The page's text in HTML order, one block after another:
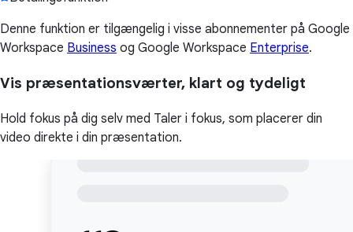
Denne funktion er tilgængelig i visse abonnementer på Google
Workspace Business og Google Workspace Enterprise.
Vis præsentationsværter, klart og tydeligt
Hold fokus på dig selv med Taler i fokus, som placerer din
video direkte i din præsentation.